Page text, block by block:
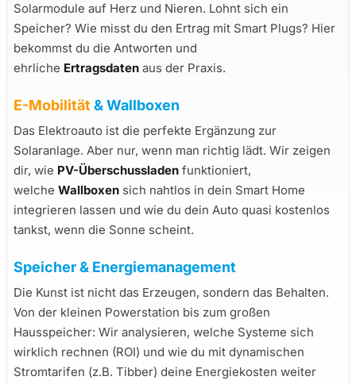
Solarmodule auf Herz und Nieren. Lohnt sich ein
Speicher? Wie misst du den Ertrag mit Smart Plugs? Hier
bekommst du die Antworten und
ehrliche Ertragsdaten aus der Praxis.
E-Mobilität & Wallboxen
Das Elektroauto ist die perfekte Ergänzung zur
Solaranlage. Aber nur, wenn man richtig lädt. Wir zeigen
dir, wie PV-Überschussladen funktioniert,
welche Wallboxen sich nahtlos in dein Smart Home
integrieren lassen und wie du dein Auto quasi kostenlos
tankst, wenn die Sonne scheint.
Speicher & Energiemanagement
Die Kunst ist nicht das Erzeugen, sondern das Behalten.
Von der kleinen Powerstation bis zum großen
Hausspeicher: Wir analysieren, welche Systeme sich
wirklich rechnen (ROI) und wie du mit dynamischen
Stromtarifen (z.B. Tibber) deine Energiekosten weiter